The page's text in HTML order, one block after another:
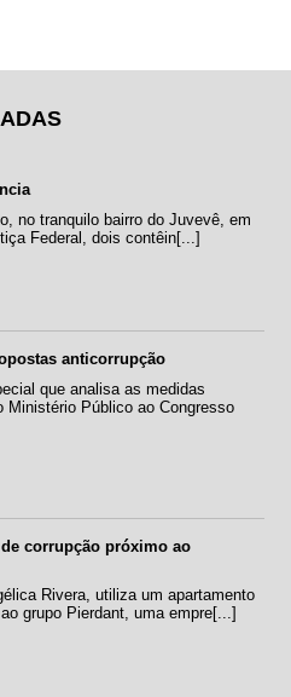
no tranquilo bairro do Juvevê, em
Federal, dois contêin[...]
anticorrupção
que analisa as medidas
Ministério Público ao Congresso
corrupção próximo ao
Rivera, utiliza um apartamento
grupo Pierdant, uma empre[...]